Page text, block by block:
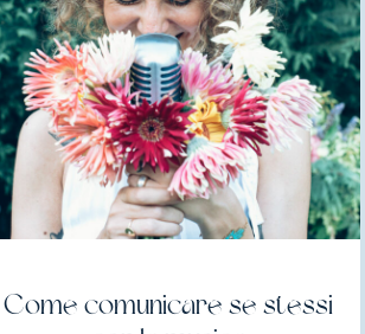
Come comunicare se stessi